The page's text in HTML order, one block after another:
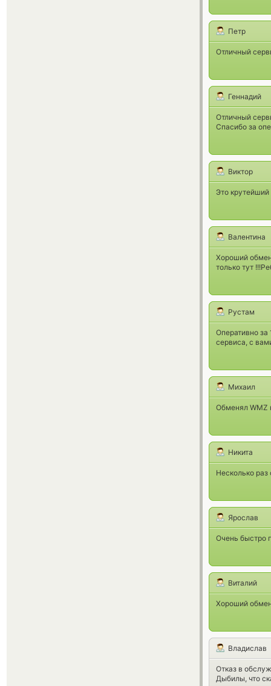
Петр
Отличный
Геннадий
Отличный
Спасибо за
Виктор
Это крутейший
Валентина
Хороший
только тут
Рустам
Оперативно за
сервиса, с
Михаил
Обменял WMZ
Никита
Несколько
Ярослав
Очень быстро
Виталий
Хороший
Владислав
Отказ в
Дыбилы, что